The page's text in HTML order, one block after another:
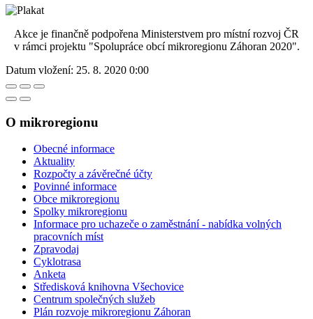
Akce je finančně podpořena Ministerstvem pro místní rozvoj ČR
v rámci projektu "Spolupráce obcí mikroregionu Záhoran 2020".
Datum vložení: 25. 8. 2020 0:00
O mikroregionu
Obecné informace
Aktuality
Rozpočty a závěrečné účty
Povinné informace
Obce mikroregionu
Spolky mikroregionu
Informace pro uchazeče o zaměstnání - nabídka volných
pracovních míst
Zpravodaj
Cyklotrasa
Anketa
Středisková knihovna Všechovice
Centrum společných služeb
Plán rozvoje mikroregionu Záhoran